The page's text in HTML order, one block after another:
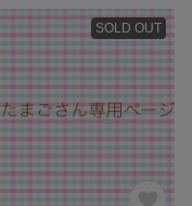
SOLD OUT